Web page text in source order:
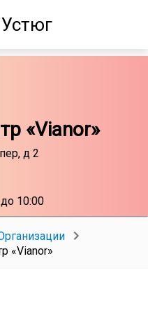
«Vianor»
д 2
10:00
«Vianor»